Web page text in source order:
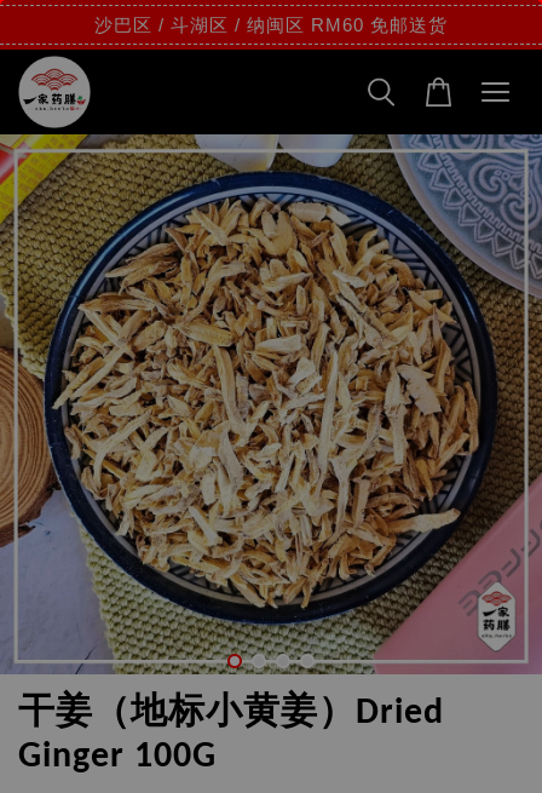
沙巴区 / 斗湖区 / 纳闽区 RM60 免邮送货
干姜（地标小黄姜）Dried
Ginger 100G